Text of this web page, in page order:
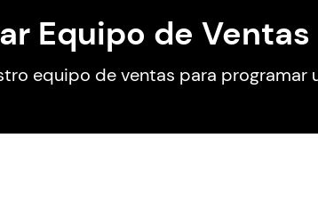
Equipo de Ventas
equipo de ventas para